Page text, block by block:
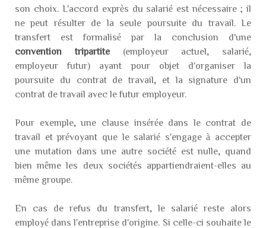
son choix. L'accord exprès du salarié est nécessaire ; il
ne peut résulter de la seule poursuite du travail. Le
transfert est formalisé par la conclusion d'une
convention tripartite(employeur actuel, salarié,
employeur futur) ayant pour objet d'organiser la
poursuite du contrat de travail, et la signature d'un
contrat de travail avec le futur employeur.
Pour exemple, une clause insérée dans le contrat de
travail et prévoyant que le salarié s'engage à accepter
une mutation dans une autre société est nulle, quand
bien même les deux sociétés appartiendraient-elles au
même groupe.
En cas de refus du transfert, le salarié reste alors
employé dans l'entreprise d'origine. Si celle-ci souhaite le